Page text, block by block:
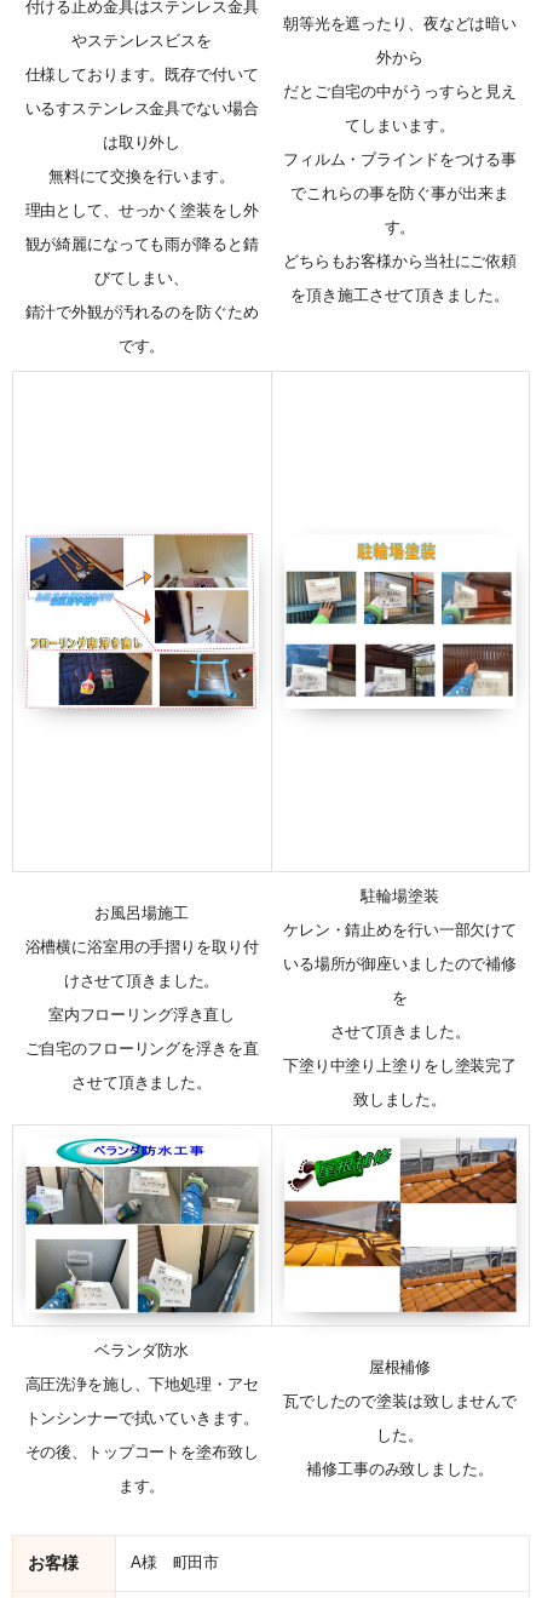
付ける止め金具はステンレス金具
やステンレスビスを
仕様しております。既存で付いて
いるすステンレス金具でない場合
は取り外し
無料にて交換を行います。
理由として、せっかく塗装をし外
観が綺麗になっても雨が降ると錆
びてしまい、
錆汁で外観が汚れるのを防ぐため
です。
朝等光を遮ったり、夜などは暗い
外から
だとご自宅の中がうっすらと見え
てしまいます。
フィルム・ブラインドをつける事
でこれらの事を防ぐ事が出来ま
す。
どちらもお客様から当社にご依頼
を頂き施工させて頂きました。
お風呂場施工
浴槽横に浴室用の手摺りを取り付
けさせて頂きました。
室内フローリング浮き直し
ご自宅のフローリングを浮きを直
させて頂きました。
駐輪場塗装
ケレン・錆止めを行い一部欠けて
いる場所が御座いましたので補修
を
させて頂きました。
下塗り中塗り上塗りをし塗装完了
致しました。
ベランダ防水
高圧洗浄を施し、下地処理・アセ
トンシンナーで拭いていきます。
その後、トップコートを塗布致し
ます。
屋根補修
瓦でしたので塗装は致しませんで
した。
補修工事のみ致しました。
お客様 A様 町田市